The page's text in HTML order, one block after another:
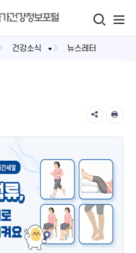
건강소식 뉴스레터